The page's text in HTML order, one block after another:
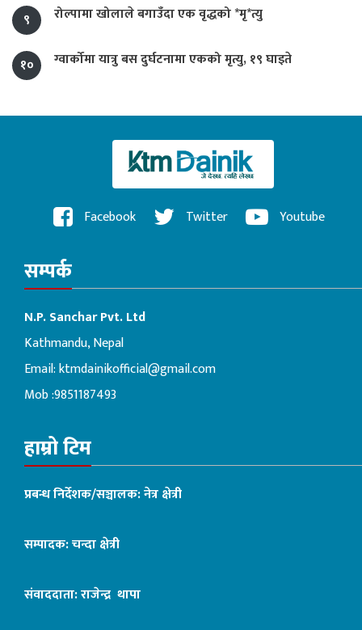
९ रोल्पामा खोलाले बगाउँदा एक वृद्धको *मृ*त्यु
१० ग्वार्कोमा यात्रु बस दुर्घटनामा एकको मृत्यु, १९ घाइते
Facebook Twitter Youtube
सम्पर्क
N.P. Sanchar Pvt. Ltd
Kathmandu, Nepal
Email:ktmdainikofficial@gmail.com
Mob :9851187493
हाम्रो टिम
प्रबन्ध निर्देशक/सञ्चालक: नेत्र क्षेत्री
सम्पादक: चन्दा क्षेत्री
संवाददाता: राजेन्द्र थापा